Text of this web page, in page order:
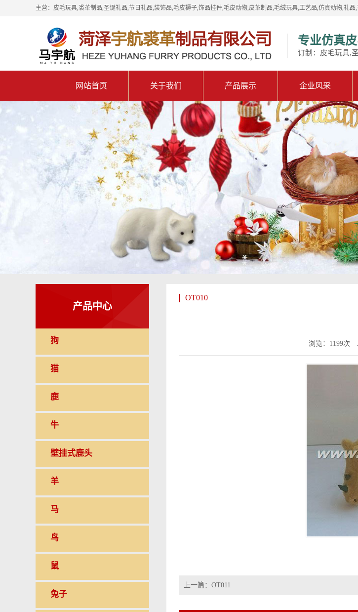
主营：皮毛玩具,裘革制品,圣诞礼品,节日礼品,装饰品,毛皮褥子,饰品挂件,毛皮动物,皮革制品,毛绒玩具,工艺品,仿真动物,礼品
专业仿真
订制：皮毛玩具,
网站首页 关于我们 产品展示 企业风采
产品中心
狗
猫
鹿
牛
壁挂式鹿头
羊
马
鸟
鼠
兔子
OT010
浏览：1199次
上一篇： OT011